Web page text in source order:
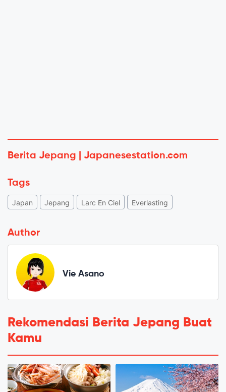
Berita Jepang | Japanesestation.com
Tags
Japan Jepang Larc En Ciel Everlasting
Author
Vie Asano
Rekomendasi Berita Jepang Buat
Kamu